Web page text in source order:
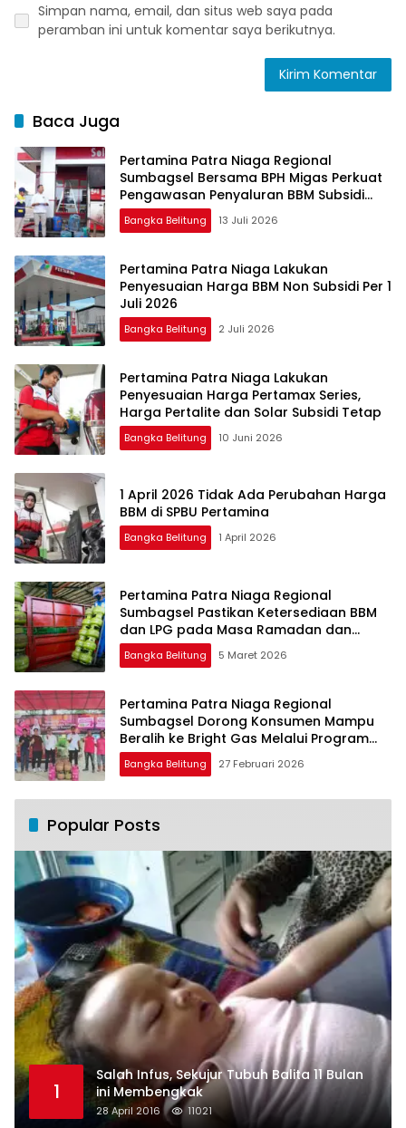
Simpan nama, email, dan situs web saya pada
peramban ini untuk komentar saya berikutnya.
Baca Juga
Pertamina Patra Niaga Regional
Sumbagsel Bersama BPH Migas Perkuat
Pengawasan Penyaluran BBM Subsidi
bagi Nelayan melalui Aplikasi XSTAR
Bangka Belitung 13 Juli 2026
Pertamina Patra Niaga Lakukan
Penyesuaian Harga BBM Non Subsidi Per 1
Juli 2026
Bangka Belitung 2 Juli 2026
Pertamina Patra Niaga Lakukan
Penyesuaian Harga Pertamax Series,
Harga Pertalite dan Solar Subsidi Tetap
Bangka Belitung 10 Juni 2026
1 April 2026 Tidak Ada Perubahan Harga
BBM di SPBU Pertamina
Bangka Belitung 1 April 2026
Pertamina Patra Niaga Regional
Sumbagsel Pastikan Ketersediaan BBM
dan LPG pada Masa Ramadan dan
Menjelang Idulfitri
Bangka Belitung 5 Maret 2026
Pertamina Patra Niaga Regional
Sumbagsel Dorong Konsumen Mampu
Beralih ke Bright Gas Melalui Program
Trade In di Belitung Timur
Bangka Belitung 27 Februari 2026
Popular Posts
1
Salah Infus, Sekujur Tubuh Balita 11 Bulan
ini Membengkak
28 April 2016 11021